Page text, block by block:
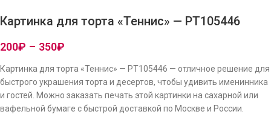
Картинка для торта «Теннис» — PT105446
200₽ – 350₽
Картинка для торта «Теннис» — PT105446 — отличное решение для
быстрого украшения торта и десертов, чтобы удивить именинника
и гостей. Можно заказать печать этой картинки на сахарной или
вафельной бумаге с быстрой доставкой по Москве и России.